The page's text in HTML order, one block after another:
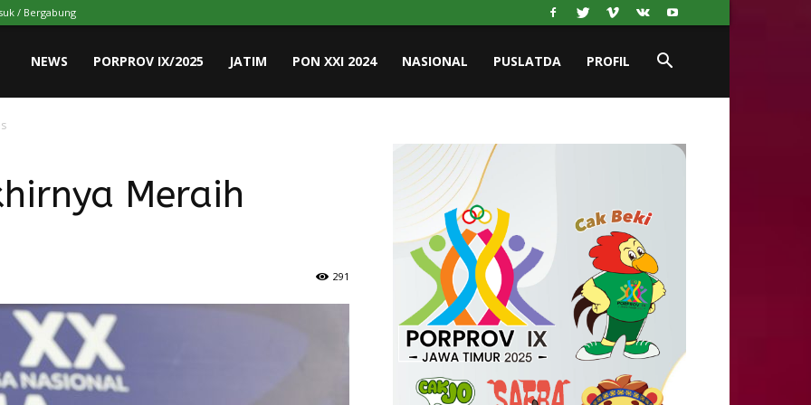
/ Bergabung
NEWS PORPROV IX/2025 JATIM PON XXI 2024 NASIONAL PUSLATDA PROFIL
Meraih
291